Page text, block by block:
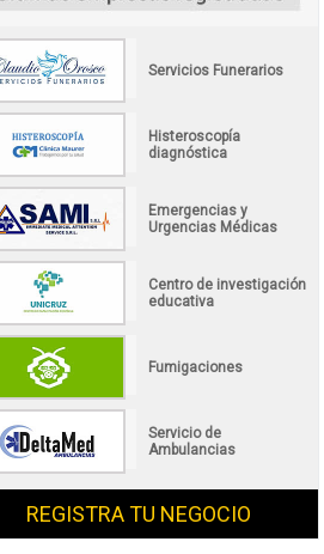
Servicios Funerarios
Histeroscopía
diagnóstica
Emergencias y
Urgencias Médicas
Centro de investigación
educativa
Fumigaciones
Servicio de
Ambulancias
REGISTRA TU NEGOCIO